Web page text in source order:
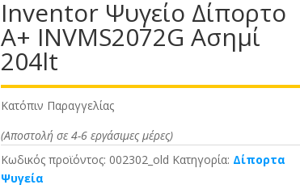
Inventor Ψυγείο Δίπορτο
A+ INVMS2072G Ασημί
204lt
Κατόπιν Παραγγελίας
(Αποστολή σε 4-6 εργάσιμες μέρες)
Κωδικός προϊόντος: 002302_old Κατηγορία: Δίπορτα
Ψυγεία